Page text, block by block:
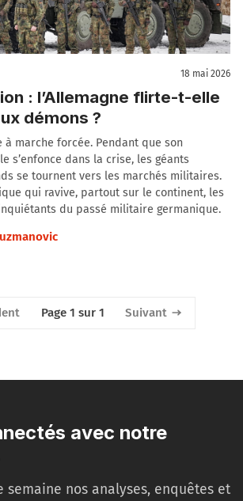
18 mai 2026
: l’Allemagne flirte-t-elle
démons ?
à marche forcée. Pendant que son
s’enfonce dans la crise, les géants
se tournent vers les marchés militaires.
qui ravive, partout sur le continent, les
du passé militaire germanique.
Page 1 sur 1 Suivant
avec notre
semaine nos analyses, enquêtes et